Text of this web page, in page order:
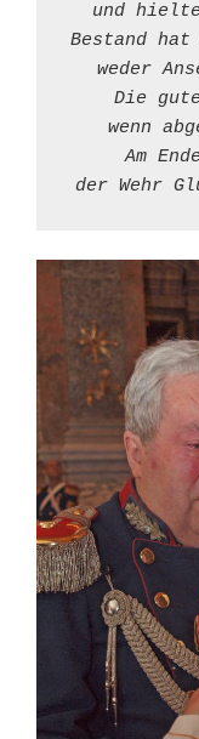
und
Bestand
weder
Die
wenn
Am
der Wehr